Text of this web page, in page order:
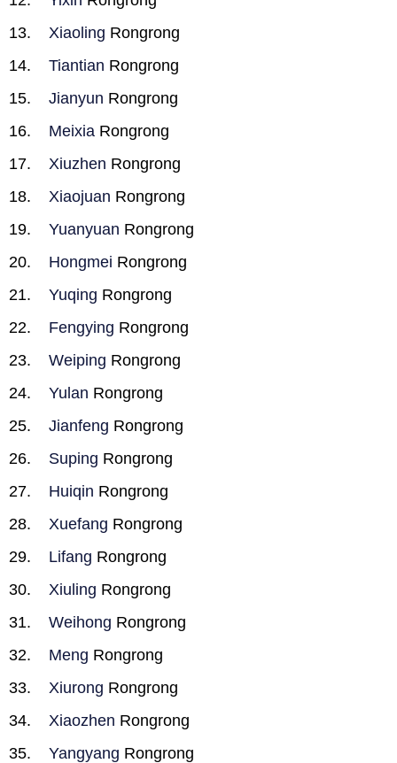
Xiaoling Rongrong
Tiantian Rongrong
Jianyun Rongrong
Meixia Rongrong
Xiuzhen Rongrong
Xiaojuan Rongrong
Yuanyuan Rongrong
Hongmei Rongrong
Yuqing Rongrong
Fengying Rongrong
Weiping Rongrong
Yulan Rongrong
Jianfeng Rongrong
Suping Rongrong
Huiqin Rongrong
Xuefang Rongrong
Lifang Rongrong
Xiuling Rongrong
Weihong Rongrong
Meng Rongrong
Xiurong Rongrong
Xiaozhen Rongrong
Yangyang Rongrong